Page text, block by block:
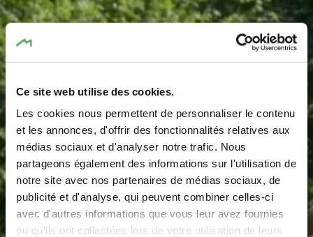
Ce site web utilise des cookies.
Les cookies nous permettent de personnaliser le contenu
et les annonces, d'offrir des fonctionnalités relatives aux
médias sociaux et d'analyser notre trafic. Nous
partageons également des informations sur l'utilisation de
notre site avec nos partenaires de médias sociaux, de
publicité et d'analyse, qui peuvent combiner celles-ci
avec d'autres informations que vous leur avez fournies
ou qu'ils ont collectées lors de votre utilisation de leurs
Aire de jeux - Rue de
l'Ernz